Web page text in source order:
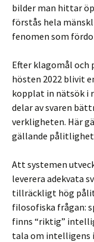
bilder man hittar
förstås hela
fenomen som
Efter klagomål och
hösten 2022 blivit
kopplat in nätsök i
delar av svaren
verkligheten. Här
gällande
Att systemen
leverera adekvata
tillräckligt hög
filosofiska frågan:
finns “riktig”
tala om intelligens